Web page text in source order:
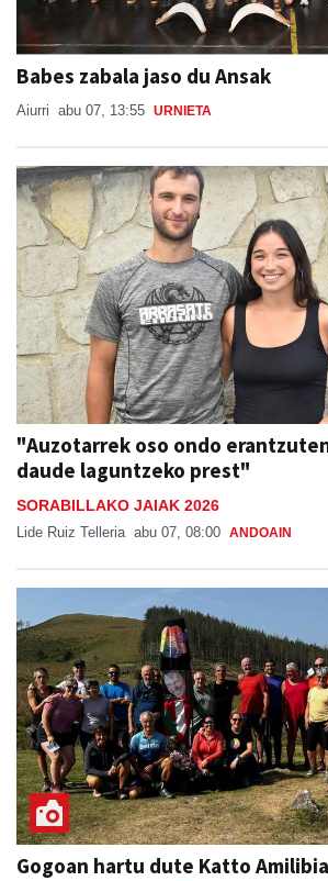
Babes zabala jaso du Ansak
Aiurri abu 07, 13:55 URNIETA
"Auzotarrek oso ondo
daude laguntzeko prest"
SORABILLAKO JAIAK 2026
Lide Ruiz Telleria abu 07, 08:00 ANDOAIN
Gogoan hartu dute Katto